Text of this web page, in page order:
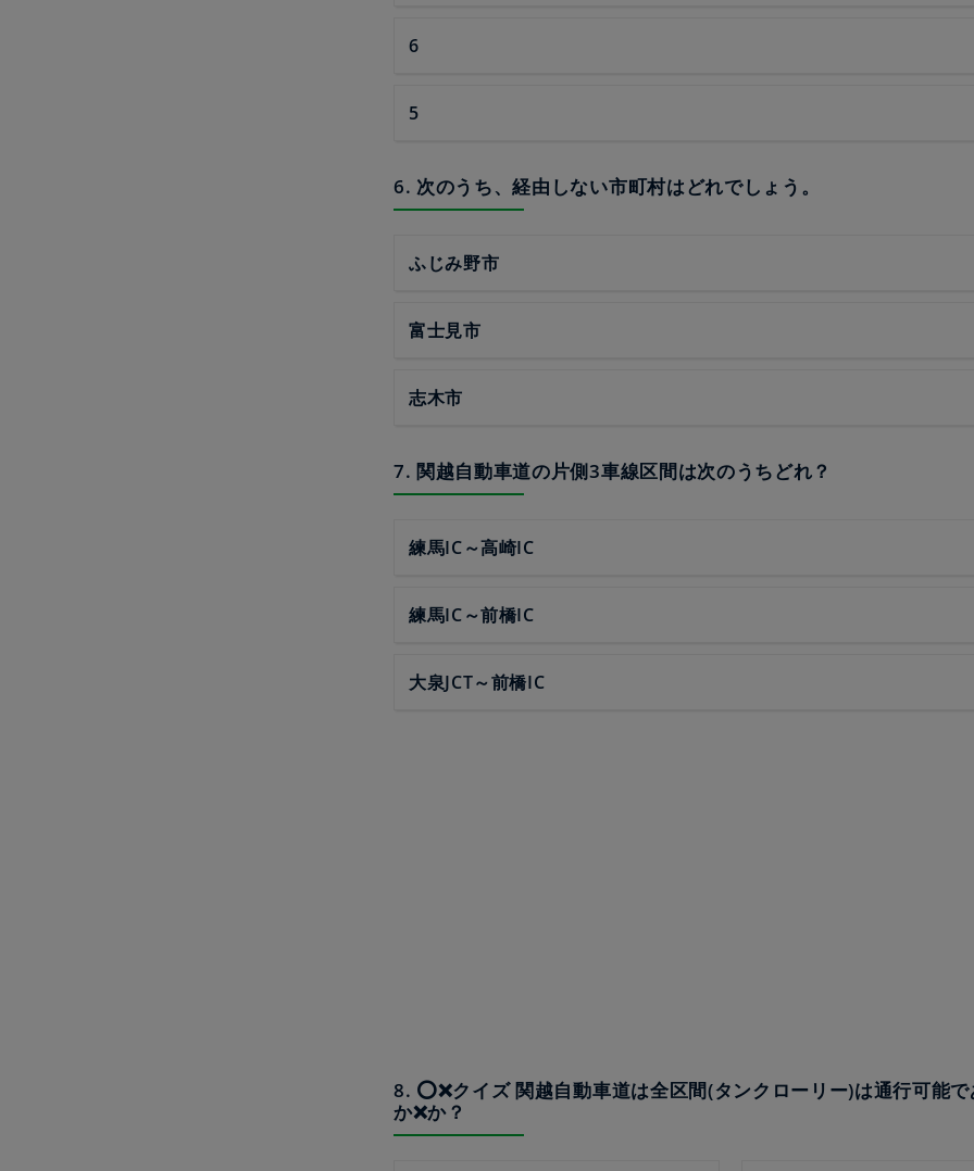
6
5
6. 次のうち、経由しない市町村はどれでしょう。
ふじみ野市
富士見市
志木市
7. 関越自動車道の片側3車線区間は次のうちどれ？
練馬IC～高崎IC
練馬IC～前橋IC
大泉JCT～前橋IC
8. ⭕️❌クイズ 関越自動車道は全区間(タンクローリー)は通行可能
か❌か？